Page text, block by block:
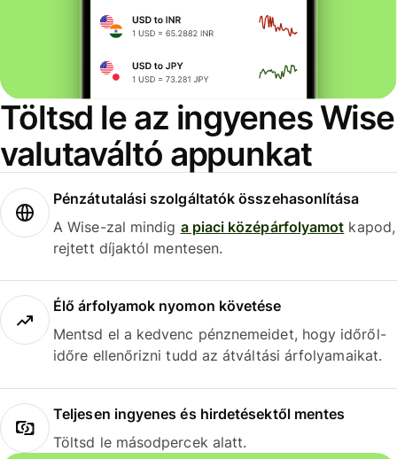
Töltsd le az ingyenes Wise
valutaváltó appunkat
Pénzátutalási szolgáltatók összehasonlítása
A Wise-zal mindig a piaci középárfolyamot kapod,
rejtett díjaktól mentesen.
Élő árfolyamok nyomon követése
Mentsd el a kedvenc pénznemeidet, hogy időről-
időre ellenőrizni tudd az átváltási árfolyamaikat.
Teljesen ingyenes és hirdetésektől mentes
Töltsd le másodpercek alatt.